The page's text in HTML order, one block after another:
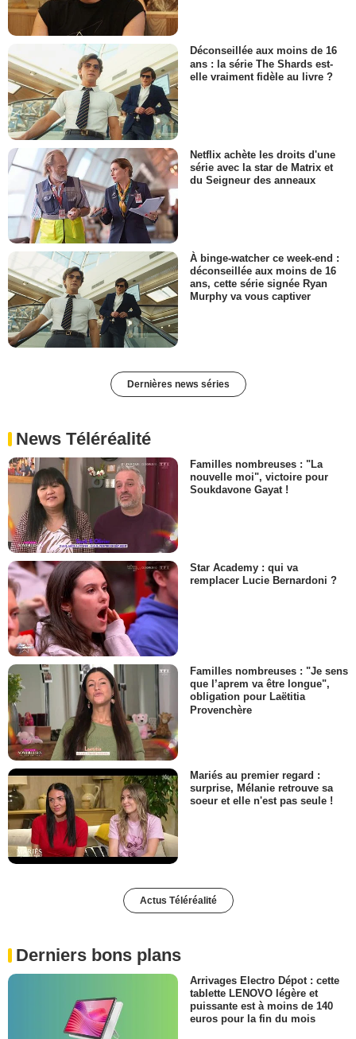
Déconseillée aux moins de 16
ans : la série The Shards est-
elle vraiment fidèle au livre ?
Netflix achète les droits d'une
série avec la star de Matrix et
du Seigneur des anneaux
À binge-watcher ce week-end :
déconseillée aux moins de 16
ans, cette série signée Ryan
Murphy va vous captiver
Dernières news séries
News Téléréalité
Familles nombreuses : "La
nouvelle moi", victoire pour
Soukdavone Gayat !
Star Academy : qui va
remplacer Lucie Bernardoni ?
Familles nombreuses : "Je sens
que l’aprem va être longue",
obligation pour Laëtitia
Provenchère
Mariés au premier regard :
surprise, Mélanie retrouve sa
soeur et elle n'est pas seule !
Actus Téléréalité
Derniers bons plans
Arrivages Electro Dépot : cette
tablette LENOVO légère et
puissante est à moins de 140
euros pour la fin du mois